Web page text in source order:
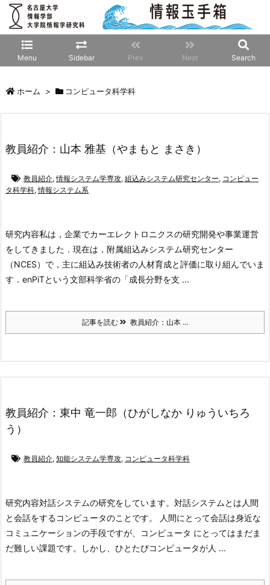
Menu Sidebar Prev Next Search
ホーム > コンピュータ科学科
教員紹介：山本 雅基（やまもと まさき）
教員紹介,情報システム学専攻, 組込みシステム研究センター, コンピュー
タ科学科,情報システム系
研究内容私は，企業でカーエレクトロニクスの研究開発や事業運営
をしてきました．現在は，附属組込みシステム研究センター
（NCES）で，主に組込み技術者の人材育成と評価に取り組んでいま
す． enPiTという文部科学省の「成長分野を支 ...
記事を読む 教員紹介：山本 ...
教員紹介：東中 竜一郎（ひがしなか りゅういちろ
う）
教員紹介, 知能システム学専攻, コンピュータ科学科
研究内容対話システムの研究をしています。対話システムとは人間
と会話をするコンピュータのことです。 人間にとって会話は身近な
コミュニケーションの手段ですが、コンピュータ にとってはまだま
だ難しい課題です。しかし、ひとたびコンピュータが人 ...